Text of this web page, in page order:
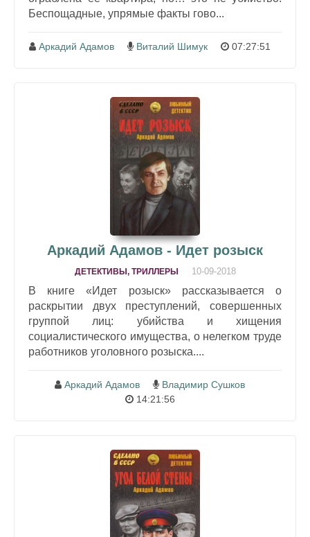
Беспощадные, упрямые факты гово...
Аркадий Адамов Виталий Шимук 07:27:51
Аркадий Адамов - Идет розыск
ДЕТЕКТИВЫ, ТРИЛЛЕРЫ 10-09-2018
В книге «Идет розыск» рассказывается о
раскрытии двух преступлений, совершенных
группой лиц: убийства и хищения
социалистического имущества, о нелегком труде
работников уголовного розыска....
Аркадий Адамов
Владимир Сушков
14:21:56